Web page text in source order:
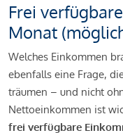
Frei
Monat
Welches Einkommen
ebenfalls eine Frage,
träumen – und nicht
Nettoeinkommen ist
frei verfügbare